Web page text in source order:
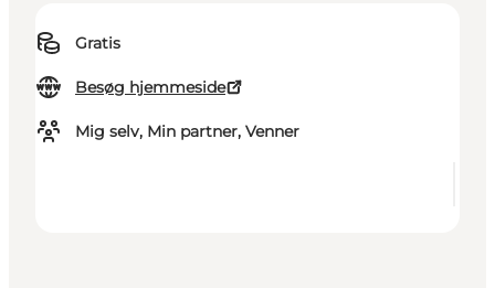
Gratis
Besøg hjemmeside
Mig selv, Min partner, Venner